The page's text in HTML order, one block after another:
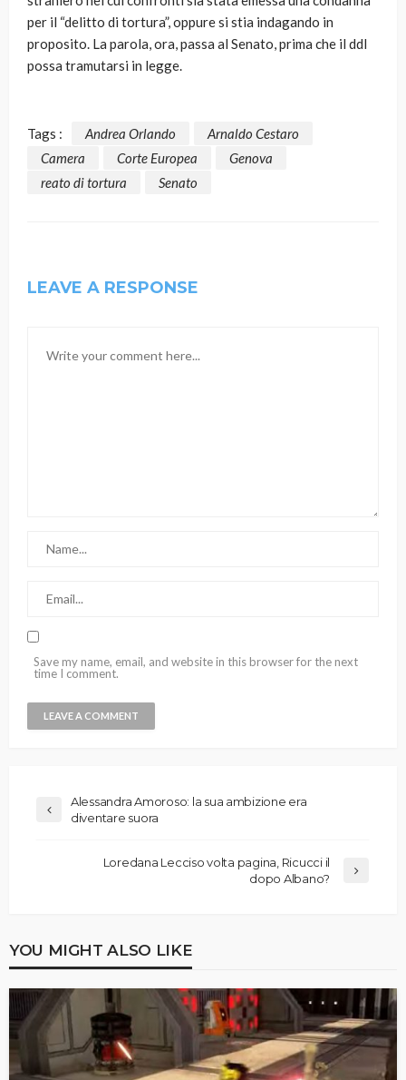
per il “delitto di tortura”, oppure si stia indagando in
proposito. La parola, ora, passa al Senato, prima che il ddl
possa tramutarsi in legge.
Tags : Andrea Orlando
Arnaldo Cestaro
Camera
Corte Europea
Genova
reato di tortura
Senato
LEAVE A RESPONSE
Save my name, email, and website in this browser for the next
time I comment.
Alessandra Amoroso: la sua ambizione era
diventare suora
Loredana Lecciso volta pagina, Ricucci il
dopo Albano?
YOU MIGHT ALSO LIKE